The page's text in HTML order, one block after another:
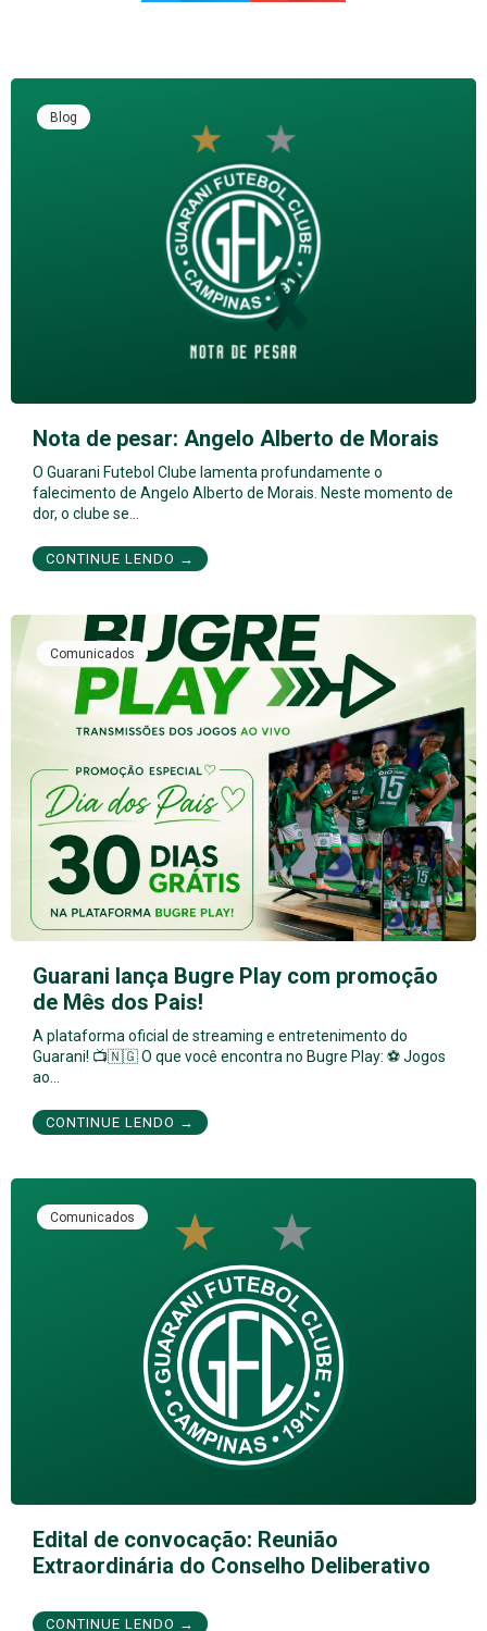
Blog
Nota de pesar: Angelo Alberto de Morais
O Guarani Futebol Clube lamenta profundamente o
falecimento de Angelo Alberto de Morais. Neste momento de
dor, o clube se…
CONTINUE LENDO →
Comunicados
Guarani lança Bugre Play com promoção
de Mês dos Pais!
A plataforma oficial de streaming e entretenimento do
Guarani! 📺🇳🇬 O que você encontra no Bugre Play: ⚽ Jogos
ao…
CONTINUE LENDO →
Comunicados
Edital de convocação: Reunião
Extraordinária do Conselho Deliberativo
CONTINUE LENDO →